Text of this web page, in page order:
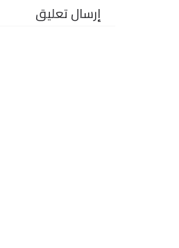
إرسال تعليق